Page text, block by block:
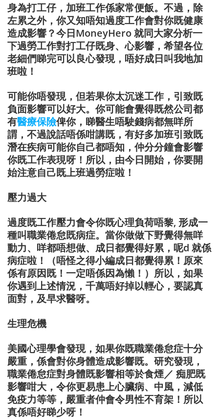
身為打工仔，加班工作係家常便飯。不過，除
左累之外，你又知唔知過度工作會對你既健康
造成影響？今日MoneyHero 就同大家分析一
下過勞工作對打工仔既身、心影響，希望各位
老細們睇完可以良心發現，唔好成日叫我地加
班啦！
可能你唔發現，但若果你太沉迷工作，引致既
負面影響可以好大。你可能會覺得既然公司都
有醫療保險俾你，睇醫生唔駛錢病都無咩所
謂，不過說話唔係咁講既，有好多加班引致既
潛在疾病可能你自己都唔知，仲分分鐘會影響
你既工作表現呀！所以，由今日開始，你要開
始注意自己既上班過勞症啦！
壓力過大
過度既工作壓力會令你既心理負荷唔黎, 形成一
種叫職業倦怠既病症。當你做做下野覺得無咩
動力、咩都唔想做、成日都覺得好累，呢d 就係
病症啦！（唔怪之得小編成日都覺得累！原來
係有原因既！一定唔係因為懶！）所以，如果
你遇到上述情況，千萬唔好掉以輕心，要認真
面對，及早求醫呀。
生理危機
美國心理學會發現，如果你既職業倦怠症十分
嚴重，係會對你身體造成影響既。研究發現，
職業倦怠症對身體既影響相等於食煙／ 痴肥既
影響咁大，令你更易患上心臟病、中風，減低
免疫力等等，嚴重者仲會令男性不育架！所以
真係唔好睇少呀！